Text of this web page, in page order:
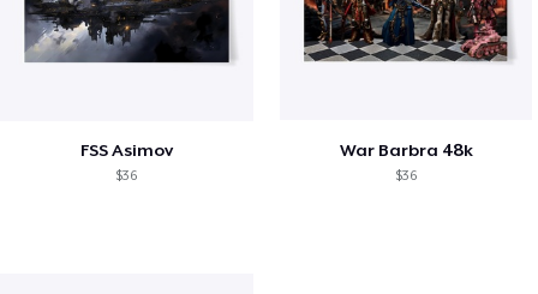
FSS Asimov
$36
War Barbra 48k
$36